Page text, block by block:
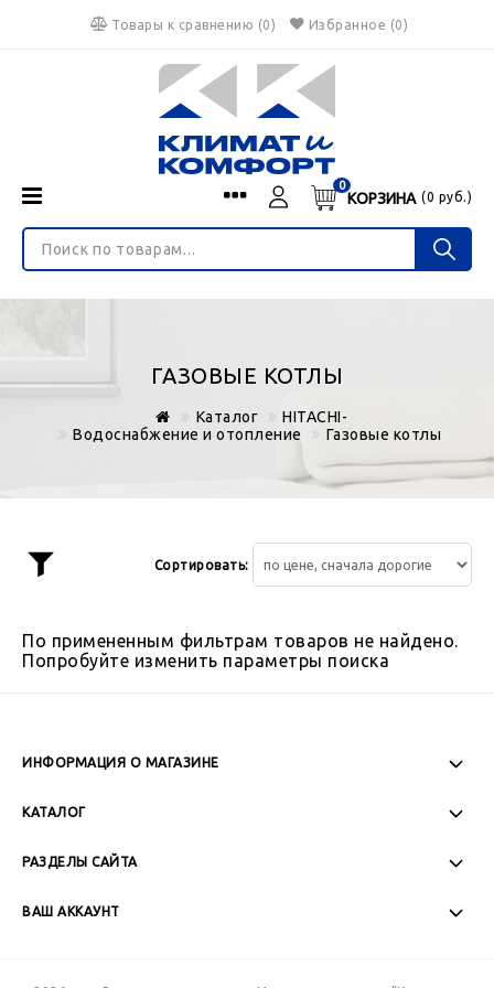
Товары к сравнению (0) Избранное (0)
Menu
Войти
€ $ руб.
КОРЗИНА
0
(0 руб.)
О нас
НЕ ЯВЛЯЕТСЯ ПУБЛИЧНОЙ ОФЕРТОЙ
Доставка и оплата
Блог
Контакты
ГАЗОВЫЕ КОТЛЫ
Каталог
HITACHI-
Водоснабжение и отопление
Газовые котлы
Сортировать:
По примененным фильтрам товаров не найдено.
Попробуйте изменить параметры поиска
ИНФОРМАЦИЯ О МАГАЗИНЕ
Сб-Вс: Выходной
КАТАЛОГ
РАЗДЕЛЫ САЙТА
ВАШ АККАУНТ